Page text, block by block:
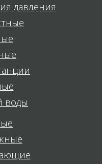
давления
воды